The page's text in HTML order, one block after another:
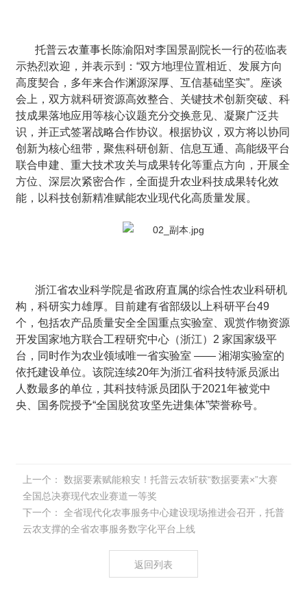
托普云农董事长陈渝阳对李国景副院长一行的莅临表
示热烈欢迎，并表示到：“双方地理位置相近、发展方向
高度契合，多年来合作渊源深厚、互信基础坚实”。座谈
会上，双方就科研资源高效整合、关键技术创新突破、科
技成果落地应用等核心议题充分交换意见、凝聚广泛共
识，并正式签署战略合作协议。根据协议，双方将以协同
创新为核心纽带，聚焦科研创新、信息互通、高能级平台
联合申建、重大技术攻关与成果转化等重点方向，开展全
方位、深层次紧密合作，全面提升农业科技成果转化效
能，以科技创新精准赋能农业现代化高质量发展。
浙江省农业科学院是省政府直属的综合性农业科研机
构，科研实力雄厚。目前建有省部级以上科研平台49
个，包括农产品质量安全全国重点实验室、观赏作物资源
开发国家地方联合工程研究中心（浙江）2 家国家级平
台，同时作为农业领域唯一省实验室 —— 湘湖实验室的
依托建设单位。该院连续20年为浙江省科技特派员派出
人数最多的单位，其科技特派员团队于2021年被党中
央、国务院授予“全国脱贫攻坚先进集体”荣誉称号。
上一个：
数据要素赋能粮安！托普云农斩获“数据要素×”大赛
全国总决赛现代农业赛道一等奖
下一个：
全省现代化农事服务中心建设现场推进会召开，托普
云农支撑的全省农事服务数字化平台上线
返回列表